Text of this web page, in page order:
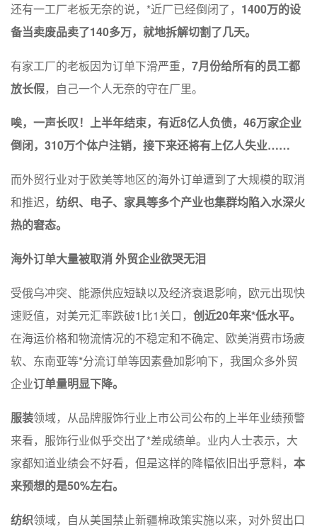
还有一工厂老板无奈的说，*近厂已经倒闭了， 1400万的设
备当卖废品卖了140多万，就地拆解切割了几天。
有家工厂的老板因为订单下滑严重， 7月份给所有的员工都
放长假，自己一个人无奈的守在厂里。
唉，一声长叹！上半年结束，有近8亿人负债，46万家企业
倒闭，310万个体户注销，接下来还将有上亿人失业……
而外贸行业对于欧美等地区的海外订单遭到了大规模的取消
和推迟， 纺织、电子、家具等多个产业也集群均陷入水深火
热的窘态。
海外订单大量被取消外贸企业欲哭无泪
受俄乌冲突、能源供应短缺以及经济衰退影响，欧元出现快
速贬值，对美元汇率跌破1比1关口， 创近20年来*低水平。
在海运价格和物流情况的不稳定和不确定、欧美消费市场疲
软、东南亚等*分流订单等因素叠加影响下，我国众多外贸
企业订单量明显下降。
服装领域，从品牌服饰行业上市公司公布的上半年业绩预警
来看，服饰行业似乎交出了*差成绩单。业内人士表示，大
家都知道业绩会不好看，但是这样的降幅依旧出乎意料， 本
来预想的是50%左右。
纺织领域，自从美国禁止新疆棉政策实施以来，对外贸出口